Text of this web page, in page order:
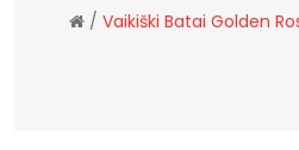
/ Vaikiški Batai Golden